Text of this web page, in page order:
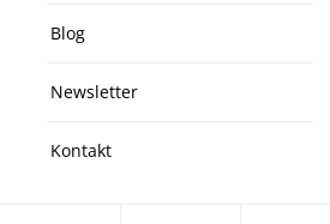
Blog
Newsletter
Kontakt